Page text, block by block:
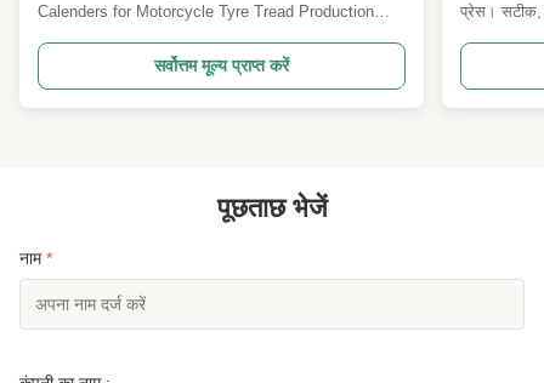
Calenders for Motorcycle Tyre Tread Production
engineered for motorcycle tyre tread production
lines, offering reliable performance and exceptional
film quality. Primary Applications This calendering
सर्वोत्तम मूल्य प्राप्त करें
प्रेस। सटीक,
है।
पूछताछ भेजें
नाम*